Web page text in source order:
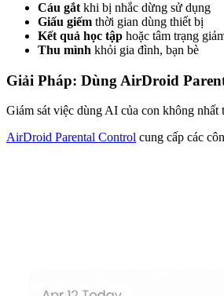
Cáu gắt khi bị nhắc dừng sử dụng
Giấu giếm thời gian dùng thiết bị
Kết quả học tập hoặc tâm trạng
Thu mình khỏi gia đình, bạn bè
Giải Pháp: Dùng AirDroid
Giám sát việc dùng AI của con không
AirDroid Parental Control cung cấp các